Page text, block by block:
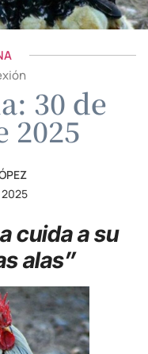
30 de
2025
cuida a su
alas”